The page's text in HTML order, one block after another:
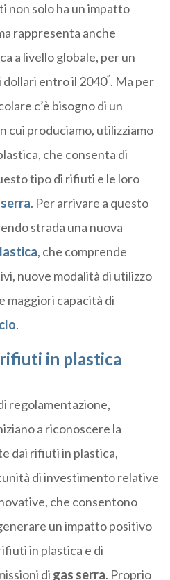
non solo ha un impatto
rappresenta anche
a livello globale, per un
dollari entro il 2040”. Ma per
c’è bisogno di un
cui produciamo, utilizziamo
che consenta di
tipo di rifiuti e le loro
. Per arrivare a questo
strada una nuova
, che comprende
nuove modalità di utilizzo
maggiori capacità di
.
in plastica
regolamentazione,
a riconoscere la
dai rifiuti in plastica,
di investimento relative
che consentono
un impatto positivo
in plastica e di
di gas serra. Proprio